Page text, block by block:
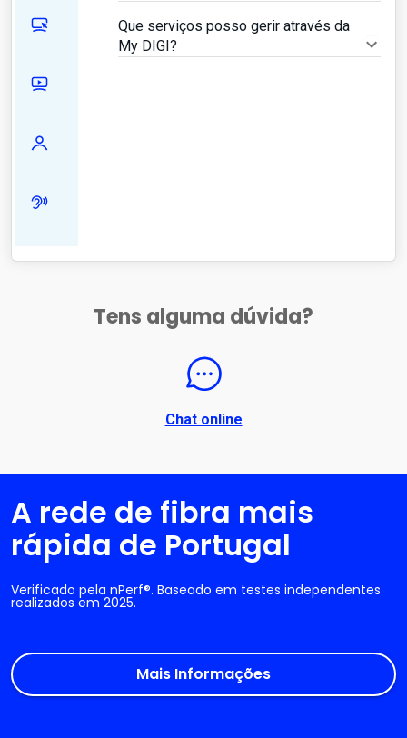
Que serviços posso gerir através da
My DIGI?
Tens alguma dúvida?
Chat online
A rede de fibra mais
rápida de Portugal
Verificado pela nPerf®. Baseado em testes independentes
realizados em 2025.
Mais Informações